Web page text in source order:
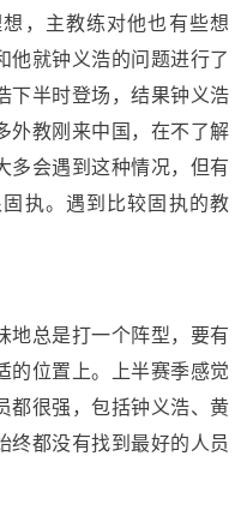
，主教练对他也有些想
他就钟义浩的问题进行了
下半时登场，结果钟义浩
外教刚来中国，在不了解
多会遇到这种情况，但有
执。遇到比较固执的教
地总是打一个阵型，要有
的位置上。上半赛季感觉
都很强，包括钟义浩、黄
终都没有找到最好的人员